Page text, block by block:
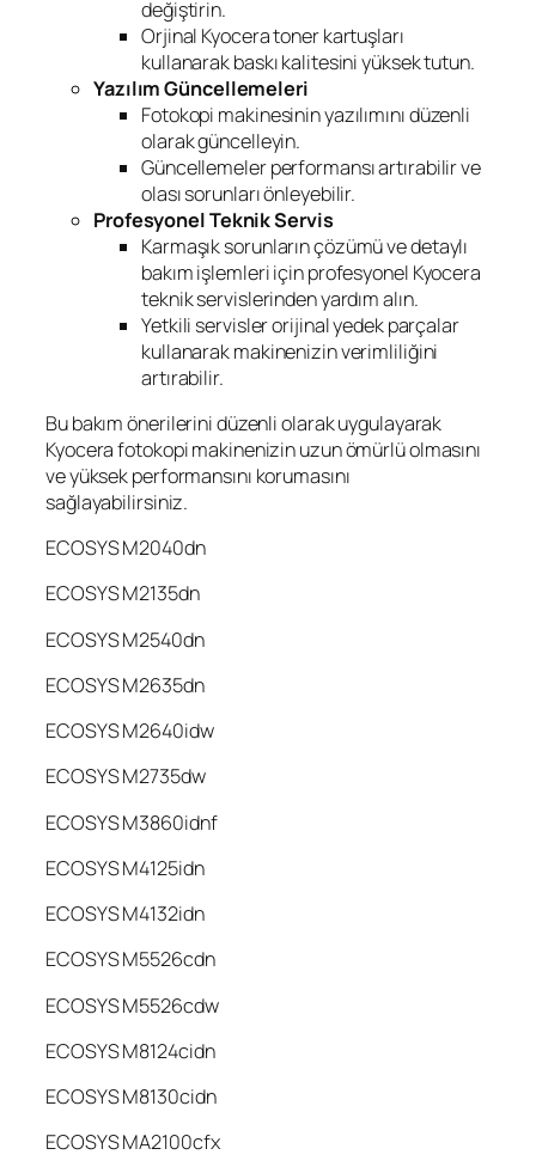
değiştirin.
Orjinal Kyocera toner kartuşları
kullanarak baskı kalitesini yüksek tutun.
Yazılım Güncellemeleri
Fotokopi makinesinin yazılımını düzenli
olarak güncelleyin.
Güncellemeler performansı artırabilir ve
olası sorunları önleyebilir.
Profesyonel Teknik Servis
Karmaşık sorunların çözümü ve detaylı
bakım işlemleri için profesyonel Kyocera
teknik servislerinden yardım alın.
Yetkili servisler orijinal yedek parçalar
kullanarak makinenizin verimliliğini
artırabilir.
Bu bakım önerilerini düzenli olarak uygulayarak
Kyocera fotokopi makinenizin uzun ömürlü olmasını
ve yüksek performansını korumasını
sağlayabilirsiniz.
ECOSYS M2040dn
ECOSYS M2135dn
ECOSYS M2540dn
ECOSYS M2635dn
ECOSYS M2640idw
ECOSYS M2735dw
ECOSYS M3860idnf
ECOSYS M4125idn
ECOSYS M4132idn
ECOSYS M5526cdn
ECOSYS M5526cdw
ECOSYS M8124cidn
ECOSYS M8130cidn
ECOSYS MA2100cfx